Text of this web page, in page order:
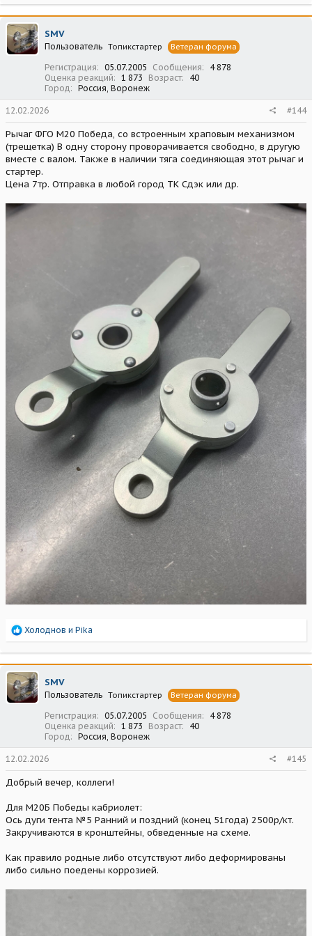
а
к
ц
и
и
SMV
Пользователь Топикстартер Ветеран форума
Регистрация 05.07.2005 Сообщения
4 878
Оценка реакций
1 873 Возраст
40
Город
Россия, Воронеж
12.02.2026 #144
Рычаг ФГО М20 Победа, со встроенным храповым механизмом
(трещетка) В одну сторону проворачивается свободно, в другую
вместе с валом. Также в наличии тяга соединяющая этот рычаг и
стартер.
Цена 7тр. Отправка в любой город ТК Сдэк или др.
Р
а
к
ц
и
и
Холоднов и Pika
SMV
Пользователь Топикстартер Ветеран форума
Регистрация 05.07.2005 Сообщения
4 878
Оценка реакций
1 873 Возраст
40
Город
Россия, Воронеж
12.02.2026 #145
Добрый вечер, коллеги!
Для М20Б Победы кабриолет:
Ось дуги тента №5 Ранний и поздний (конец 51года) 2500р/кт.
Закручиваются в кронштейны, обведенные на схеме.
Как правило родные либо отсутствуют либо деформированы
либо сильно поедены коррозией.